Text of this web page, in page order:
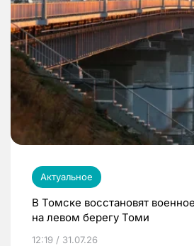
Актуальное
В Томске восстановят
на левом берегу Томи
12:19 / 31.07.26